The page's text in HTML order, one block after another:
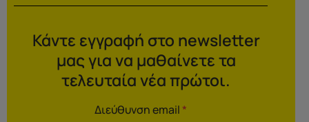
Κάντε εγγραφή στο newsletter
μας για να μαθαίνετε τα
τελευταία νέα πρώτοι.
Διεύθυνση email*